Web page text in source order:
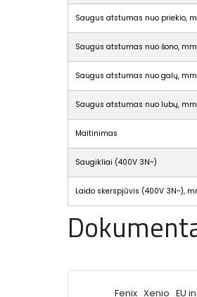
Saugus atstumas nuo priekio,
Saugus atstumas nuo šono, mm
Saugus atstumas nuo galų, mm
Saugus atstumas nuo lubų, mm
Maitinimas
Saugikliai (400V 3N~)
Laido skerspjūvis (400V 3N~),
Fenix_Xenio_EU